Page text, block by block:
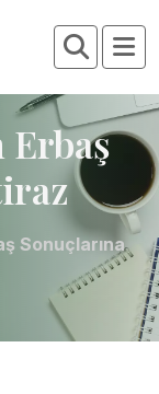
Erbaş
Sonuçlarına